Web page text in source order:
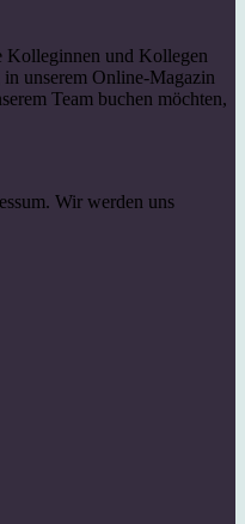
Kolleginnen und Kollegen
unserem Online-Magazin
Team buchen möchten,
Wir werden uns